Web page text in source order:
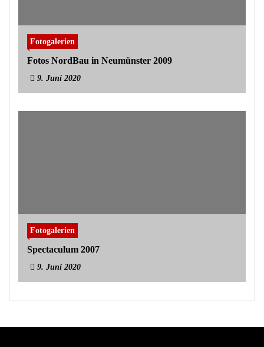
Fotogalerien
Fotos NordBau in Neumünster 2009
9. Juni 2020
Fotogalerien
Spectaculum 2007
9. Juni 2020